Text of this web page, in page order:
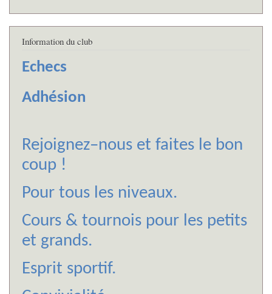
Information du club
Echecs
Adhésion
Rejoignez–nous et faites le bon
coup !
Pour tous les niveaux.
Cours & tournois pour les petits
et grands.
Esprit sportif.